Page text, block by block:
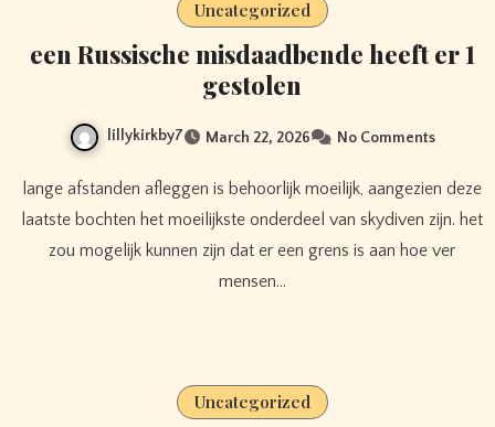
Uncategorized
een Russische misdaadbende heeft er 1
gestolen
lillykirkby7 March 22, 2026 No Comments
laatste bochten het moeilijkste onderdeel van skydiven zijn. het
zou mogelijk kunnen zijn dat er een grens is aan hoe ver
mensen…
Uncategorized